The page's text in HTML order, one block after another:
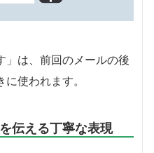
」は、前回のメールの後
使われます。
伝える丁寧な表現